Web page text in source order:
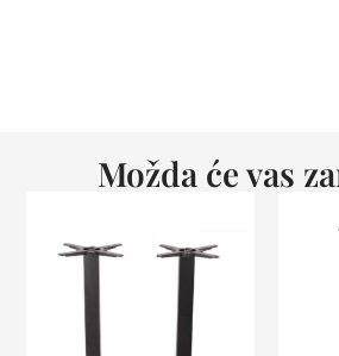
Možda će vas